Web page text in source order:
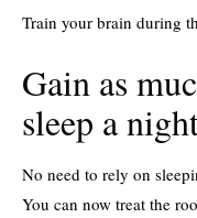
Train your brain during
Gain as
sleep a
No need to rely on
You can now treat the